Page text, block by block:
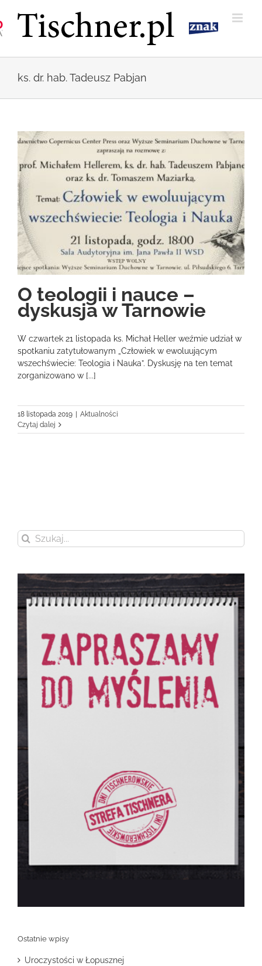
zawartości
ks. dr. hab. Tadeusz Pabjan
O teologii i nauce –
dyskusja w Tarnowie
W czwartek 21 listopada ks. Michał Heller weźmie udział w
spotkaniu zatytułowanym „Człowiek w ewoluującym
wszechświecie: Teologia i Nauka”. Dyskusję na ten temat
zorganizowano w [...]
18 listopada 2019
Aktualności
Czytaj dalej
Szukaj
Ostatnie wpisy
Uroczystości w Łopusznej